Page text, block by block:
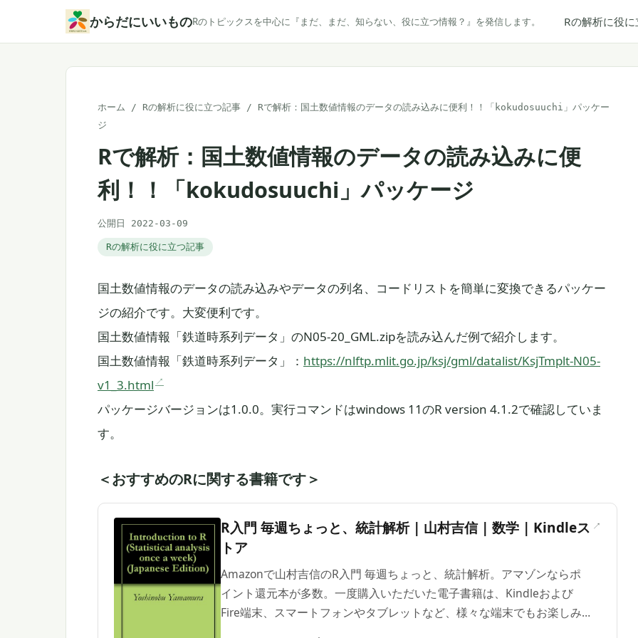
からだにいいものRのトピックスを中心に『まだ、まだ、知らない、役に立つ情報？』を発信します。 Rの解析に役
ホーム / Rの解析に役に立つ記事 /
Rで解析：国土数値情報のデータの読み込みに便利！！「kokudosuuchi」パッケー
ジ
Rで解析：国土数値情報のデータの読み込みに便
利！！「kokudosuuchi」パッケージ
公開日 2022-03-09
Rの解析に役に立つ記事
国土数値情報のデータの読み込みやデータの列名、コードリストを簡単に変換できるパッケー
ジの紹介です。大変便利です。
国土数値情報「鉄道時系列データ」のN05-20_GML.zipを読み込んだ例で紹介します。
国土数値情報「鉄道時系列データ」： https://nlftp.mlit.go.jp/ksj/gml/datalist/KsjTmplt-N05-
v1_3.html
パッケージバージョンは1.0.0。実行コマンドはwindows 11のR version 4.1.2で確認していま
す。
＜おすすめのRに関する書籍です＞
R入門 毎週ちょっと、統計解析 | 山村吉信 | 数学 | Kindleス
トア
Amazonで山村吉信のR入門 毎週ちょっと、統計解析。アマゾンならポ
イント還元本が多数。一度購入いただいた電子書籍は、Kindleおよび
Fire端末、スマートフォンやタブレットなど、様々な端末でもお楽しみ